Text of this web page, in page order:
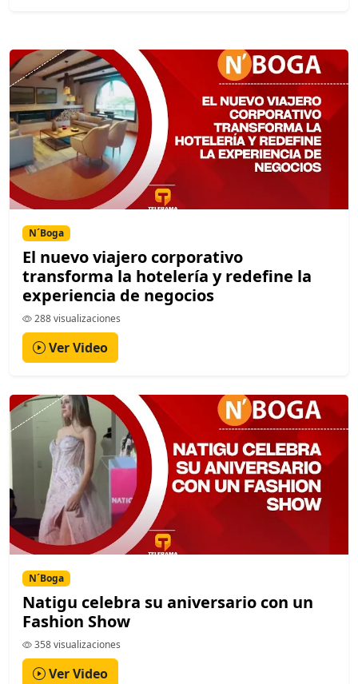
N´Boga
El nuevo viajero corporativo
transforma la hotelería y redefine la
experiencia de negocios
288 visualizaciones
Ver Video
N´Boga
Natigu celebra su aniversario con un
Fashion Show
358 visualizaciones
Ver Video